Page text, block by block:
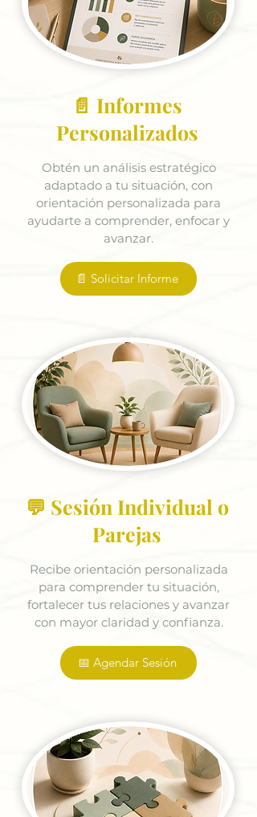
📄 Informes
Personalizados
Obtén un análisis estratégico
adaptado a tu situación, con
orientación personalizada para
ayudarte a comprender, enfocar y
avanzar.
📄 Solicitar Informe
💬 Sesión Individual o
Parejas
Recibe orientación personalizada
para comprender tu situación,
fortalecer tus relaciones y avanzar
con mayor claridad y confianza.
📅 Agendar Sesión